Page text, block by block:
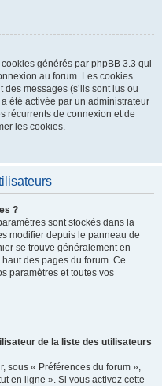
générés par phpBB 3.3 qui
au forum. Les cookies
messages (s’ils sont lus ou
été activée par un administrateur
récurrents de connexion et de
les cookies.
?
sont stockés dans la
modifier depuis le panneau de
se trouve généralement en
des pages du forum. Ce
paramètres et toutes vos
de la liste des utilisateurs
sous « Préférences du forum »,
en ligne ». Si vous activez cette